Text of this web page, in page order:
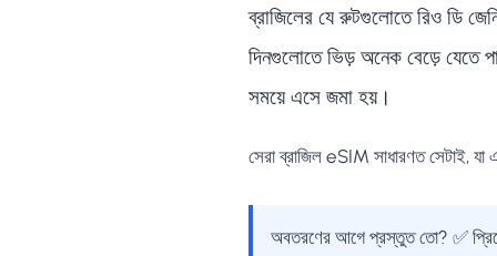
ব্রাজিলের যে রুটগুলোতে রিও ডি
দিনগুলোতে ভিড় অনেক বেড়ে যেতে
সময়ে এসে জমা হয়।
সেরা ব্রাজিল eSIM সাধারণত সেটাই,
অবতরণের আগে প্রস্তুত তো? ✅